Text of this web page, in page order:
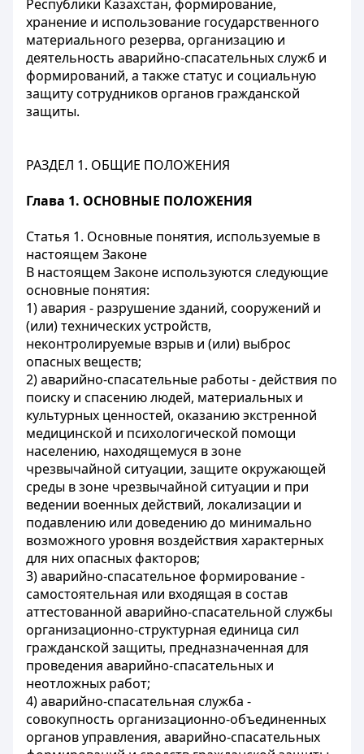
Республики Казахстан, формирование,
хранение и использование государственного
материального резерва, организацию и
деятельность аварийно-спасательных служб и
формирований, а также статус и социальную
защиту сотрудников органов гражданской
защиты.
РАЗДЕЛ 1. ОБЩИЕ ПОЛОЖЕНИЯ
Глава 1. ОСНОВНЫЕ ПОЛОЖЕНИЯ
Статья 1. Основные понятия, используемые в
настоящем Законе
В настоящем Законе используются следующие
основные понятия:
1) авария - разрушение зданий, сооружений и
(или) технических устройств,
неконтролируемые взрыв и (или) выброс
опасных веществ;
2) аварийно-спасательные работы - действия по
поиску и спасению людей, материальных и
культурных ценностей, оказанию экстренной
медицинской и психологической помощи
населению, находящемуся в зоне
чрезвычайной ситуации, защите окружающей
среды в зоне чрезвычайной ситуации и при
ведении военных действий, локализации и
подавлению или доведению до минимально
возможного уровня воздействия характерных
для них опасных факторов;
3) аварийно-спасательное формирование -
самостоятельная или входящая в состав
аттестованной аварийно-спасательной службы
организационно-структурная единица сил
гражданской защиты, предназначенная для
проведения аварийно-спасательных и
неотложных работ;
4) аварийно-спасательная служба -
совокупность организационно-объединенных
органов управления, аварийно-спасательных